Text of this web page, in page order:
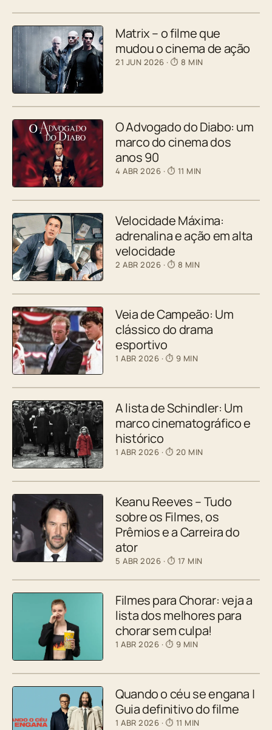
Matrix – o filme que
mudou o cinema de ação
21 JUN 2026 · ⏱ 8 MIN
O Advogado do Diabo: um
marco do cinema dos
anos 90
4 ABR 2026 · ⏱ 11 MIN
Velocidade Máxima:
adrenalina e ação em alta
velocidade
2 ABR 2026 · ⏱ 8 MIN
Veia de Campeão: Um
clássico do drama
esportivo
1 ABR 2026 · ⏱ 9 MIN
A lista de Schindler: Um
marco cinematográfico e
histórico
1 ABR 2026 · ⏱ 20 MIN
Keanu Reeves – Tudo
sobre os Filmes, os
Prêmios e a Carreira do
ator
5 ABR 2026 · ⏱ 17 MIN
Filmes para Chorar: veja a
lista dos melhores para
chorar sem culpa!
1 ABR 2026 · ⏱ 9 MIN
Quando o céu se engana |
Guia definitivo do filme
1 ABR 2026 · ⏱ 11 MIN